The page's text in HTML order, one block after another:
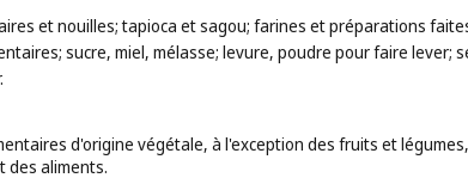
et nouilles; tapioca et sagou; farines et préparations
sucre, miel, mélasse; levure, poudre pour faire lever;
d'origine végétale, à l'exception des fruits et
des aliments.